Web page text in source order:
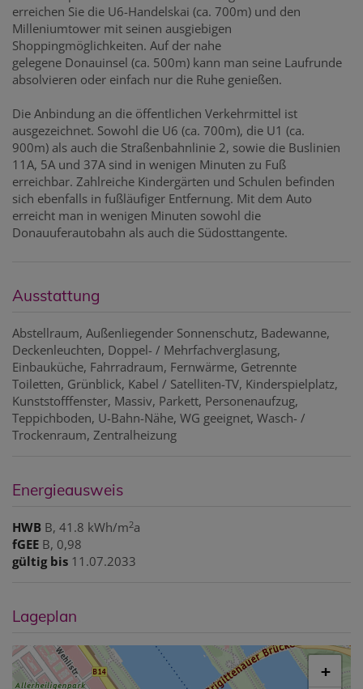
erreichen Sie die U6-Handelskai (ca. 700m) und den
Milleniumtower mit seinen ausgiebigen
Shoppingmöglichkeiten. Auf der nahe
gelegene Donauinsel (ca. 500m) kann man seine Laufrunde
absolvieren oder einfach nur die Ruhe genießen.
Die Anbindung an die öffentlichen Verkehrmittel ist
ausgezeichnet. Sowohl die U6 (ca. 700m), die U1 (ca.
900m) als auch die Straßenbahnlinie 2, sowie die Buslinien
11A, 5A und 37A sind in wenigen Minuten zu Fuß
erreichbar. Zahlreiche Kindergärten und Schulen befinden
sich ebenfalls in fußläufiger Entfernung. Mit dem Auto
erreicht man in wenigen Minuten sowohl die
Donauuferautobahn als auch die Südosttangente.
Ausstattung
Abstellraum Außenliegender Sonnenschutz Badewanne
Deckenleuchten Doppel- / Mehrfachverglasung
Einbauküche Fahrradraum Fernwärme Getrennte
Toiletten Grünblick Kabel / Satelliten-TV Kinderspielplatz
Kunststofffenster Massiv Parkett Personenaufzug
Teppichboden U-Bahn-Nähe WG geeignet Wasch- /
Trockenraum Zentralheizung
Energieausweis
HWB B, 41.8 kWh/m2a
fGEE B, 0,98
gültig bis 11.07.2033
Lageplan
+